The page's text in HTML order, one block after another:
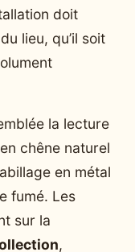
doit
lieu, qu’il soit
la lecture
chêne naturel
en métal
fumé. Les
sur la
,